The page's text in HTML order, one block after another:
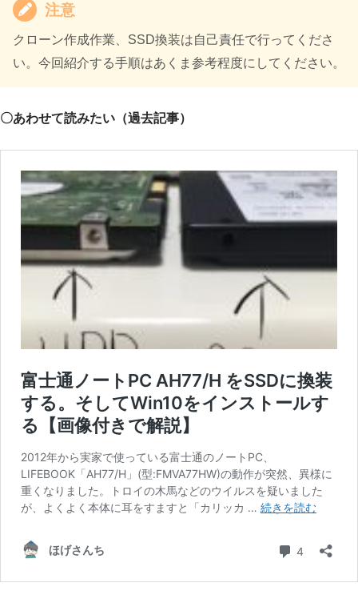
注意
クローン作成作業、SSD換装は自己責任で行ってくださ
い。今回紹介する手順はあくま参考程度にしてください。
〇あわせて読みたい（過去記事）